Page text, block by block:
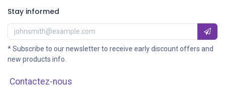
Stay informed
* Subscribe to our newsletter to receive early discount offers and
new products info.
Contactez-nous